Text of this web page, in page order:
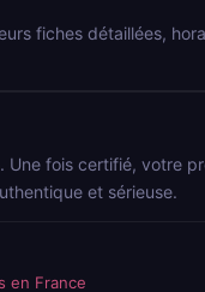
fiches détaillées,
fois certifié, votre
et sérieuse.
en France